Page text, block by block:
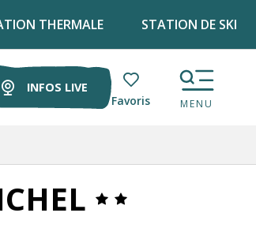
INFOS LIVE
Voir les favoris
lundis matin au marché !
THERMALE STATION DE SKI
MENU